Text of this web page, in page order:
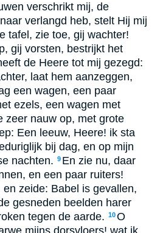
verschrikt mij, de
verlangd heb, stelt Hij mij
tafel, zie toe, gij wachter!
gij vorsten, bestrijkt het
de Heere tot mij gezegd:
laat hem aanzeggen,
een wagen, een paar
ezels, een wagen met
zeer nauw op, met grote
Een leeuw, Heere! ik sta
bij dag, en op mijn
nachten. 9 En zie nu, daar
en een paar ruiters!
zeide: Babel is gevallen,
gesneden beelden harer
tegen de aarde. 10O
mijns dorsvloers! wat ik